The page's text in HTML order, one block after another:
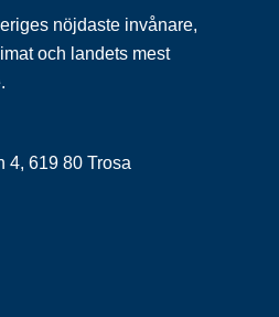
nöjdaste invånare,
och landets mest
4, 619 80 Trosa